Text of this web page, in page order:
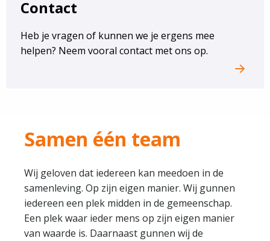
Contact
Heb je vragen of kunnen we je ergens mee
helpen? Neem vooral contact met ons op.
Samen één team
Wij geloven dat iedereen kan meedoen in de
samenleving. Op zijn eigen manier. Wij gunnen
iedereen een plek midden in de gemeenschap.
Een plek waar ieder mens op zijn eigen manier
van waarde is. Daarnaast gunnen wij de